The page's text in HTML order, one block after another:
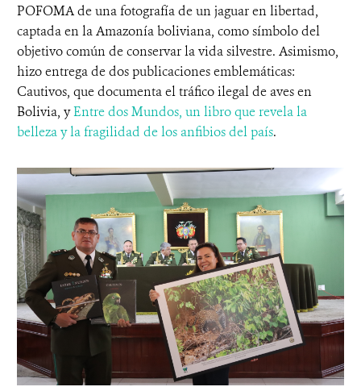
POFOMA de una fotografía de un jaguar en libertad,
captada en la Amazonía boliviana, como símbolo del
objetivo común de conservar la vida silvestre. Asimismo,
hizo entrega de dos publicaciones emblemáticas:
Cautivos, que documenta el tráfico ilegal de aves en
Bolivia, yEntre dos Mundos, un libro que revela la
belleza y la fragilidad de los anfibios del país.